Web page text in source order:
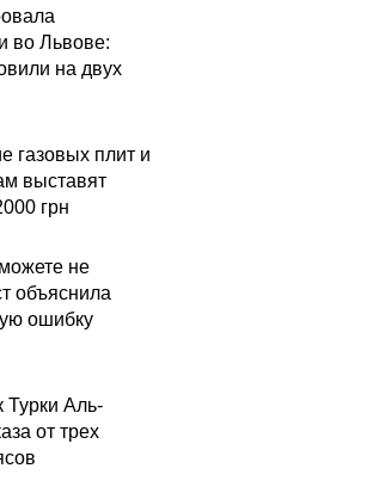
во Львове:
на двух
газовых плит и
выставят
грн
не
объяснила
ошибку
Турки Аль-
от трех